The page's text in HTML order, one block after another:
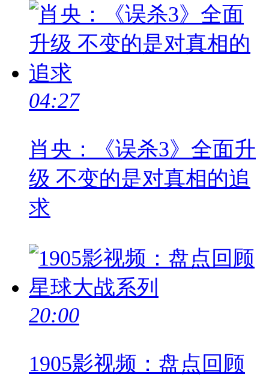
04:27
肖央：《误杀3》全面升
级 不变的是对真相的追
求
20:00
1905影视频：盘点回顾